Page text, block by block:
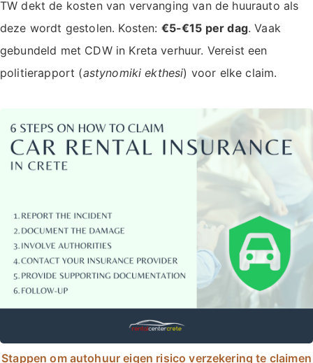
TW dekt de kosten van vervanging van de huurauto als
deze wordt gestolen. Kosten: €5-€15 per dag. Vaak
gebundeld met CDW in Kreta verhuur. Vereist een
politierapport (astynomiki ekthesi) voor elke claim.
Stappen om autohuur eigen risico verzekering te claimen